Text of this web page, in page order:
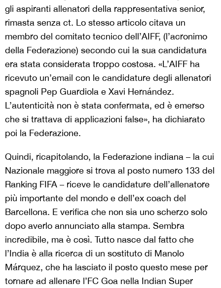
gli aspiranti allenatori della rappresentativa senior,
rimasta senza ct. Lo stesso articolo citava un
membro del comitato tecnico dell’AIFF, (l’acronimo
della Federazione) secondo cui la sua candidatura
era stata considerata troppo costosa. «L’AIFF ha
ricevuto un’email con le candidature degli allenatori
spagnoli Pep Guardiola e Xavi Hernández.
L’autenticità non è stata confermata, ed è emerso
che si trattava di applicazioni false», ha dichiarato
poi la Federazione.
Quindi, ricapitolando, la Federazione indiana – la cui
Nazionale maggiore si trova al posto numero 133 del
Ranking FIFA – riceve le candidature dell’allenatore
più importante del mondo e dell’ex coach del
Barcellona. E verifica che non sia uno scherzo solo
dopo averlo annunciato alla stampa. Sembra
incredibile, ma è così. Tutto nasce dal fatto che
l’India è alla ricerca di un sostituto di Manolo
Márquez, che ha lasciato il posto questo mese per
tornare ad allenare l’FC Goa nella Indian Super